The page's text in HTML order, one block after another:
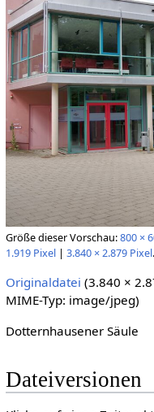
Größe dieser Vorschau:800 ×
1.919 Pixel| 3.840 × 2.879 Pixel.
Originaldatei (3.840 ×
MIME-Typ: image/jpeg)
Dotternhausener Säule
Dateiversionen